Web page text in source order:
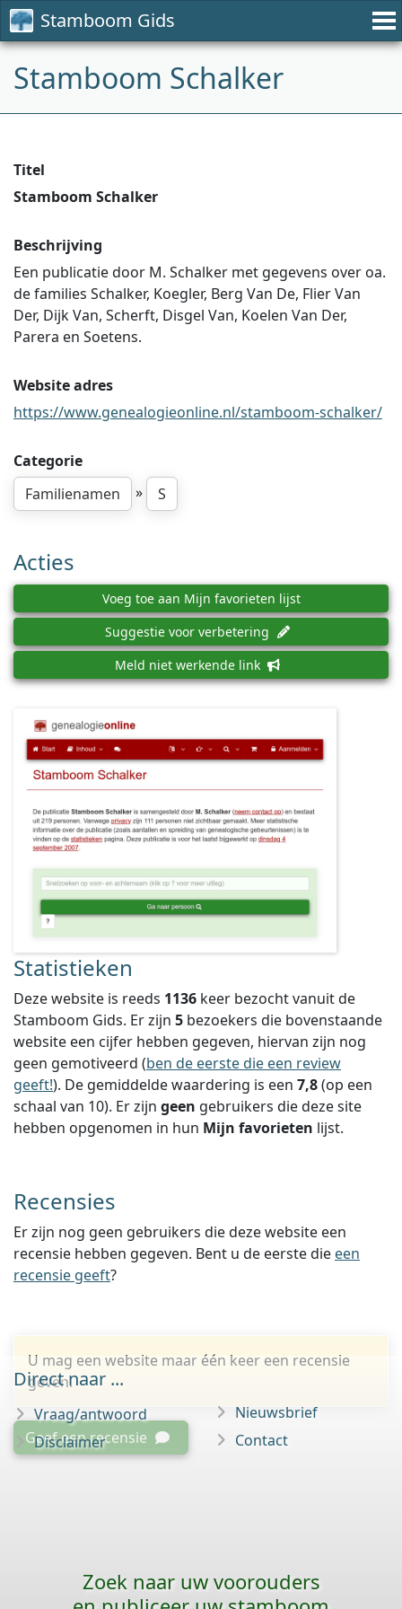
Stamboom Gids
Stamboom Schalker
Titel
Stamboom Schalker
Beschrijving
Een publicatie door M. Schalker met gegevens over oa.
de families Schalker, Koegler, Berg Van De, Flier Van
Der, Dijk Van, Scherft, Disgel Van, Koelen Van Der,
Parera en Soetens.
Website adres
https://www.genealogieonline.nl/stamboom-schalker/
Categorie
Familienamen
» S
Acties
Voeg toe aan Mijn favorieten lijst
Suggestie voor verbetering
Meld niet werkende link
Statistieken
Deze website is reeds 1136 keer bezocht vanuit de
Stamboom Gids. Er zijn 5 bezoekers die bovenstaande
website een cijfer hebben gegeven, hiervan zijn nog
geen gemotiveerd (ben de eerste die een review
geeft!). De gemiddelde waardering is een 7,8(op een
schaal van 10). Er zijn geen gebruikers die deze site
hebben opgenomen in hun Mijn favorieten lijst.
Recensies
Er zijn nog geen gebruikers die deze website een
recensie hebben gegeven. Bent u de eerste die een
recensie geeft?
U mag een website maar één keer een recensie
geven.
Geef een recensie
Direct naar ...
Vraag/antwoord
Disclaimer
Nieuwsbrief
Contact
Zoek naar uw voorouders